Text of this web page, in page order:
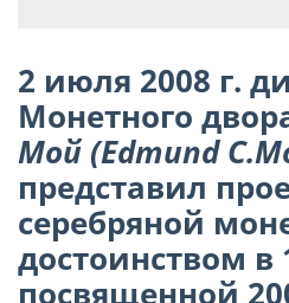
2 июля 2008 г.
Монетного
Мой (Edmund
представил
серебряной
достоинством в
посвященной